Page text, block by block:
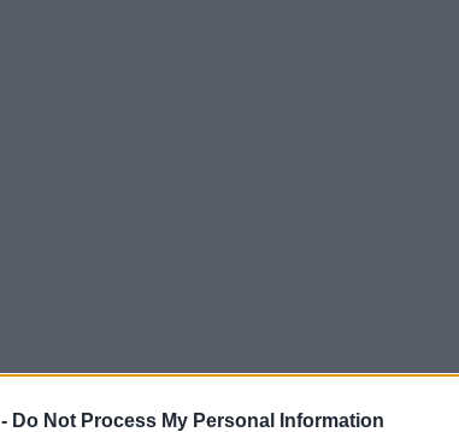
Do Not Process My Personal Information